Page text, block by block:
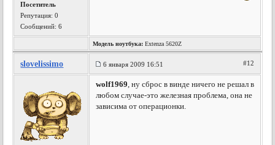
Посетитель
Репутация:0
Сообщений: 6
Модель ноутбука: Extenza 5620Z
slovelissimo 6 января 2009 16:51 #12
wolf1969, ну сброс в винде ничего не решал в
любом случае-это железная проблема, она не
зависима от операционки.